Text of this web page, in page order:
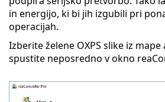
in energijo, ki bi jih izgubili pri
operacijah.
Izberite želene OXPS slike iz
spustite neposredno v okno